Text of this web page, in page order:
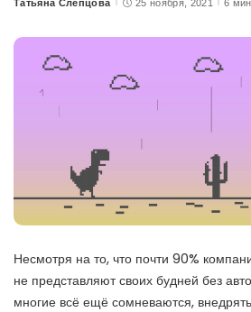
Posted
Татьяна Слепцова 25 ноября, 2021 6
Несмотря на то, что почти 90%
не представляют своих будней без
многие всё ещё сомневаются,